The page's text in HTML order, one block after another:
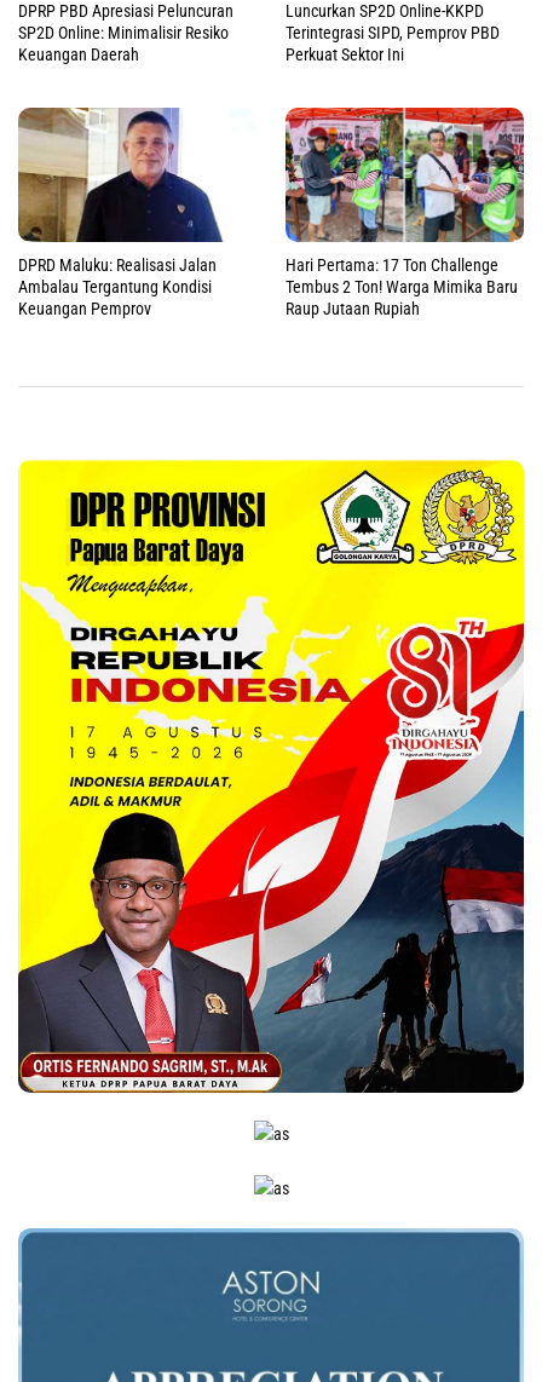
DPRP PBD Apresiasi Peluncuran
SP2D Online: Minimalisir Resiko
Keuangan Daerah
Luncurkan SP2D Online-KKPD
Terintegrasi SIPD, Pemprov PBD
Perkuat Sektor Ini
DPRD Maluku: Realisasi Jalan
Ambalau Tergantung Kondisi
Keuangan Pemprov
Hari Pertama: 17 Ton Challenge
Tembus 2 Ton! Warga Mimika Baru
Raup Jutaan Rupiah